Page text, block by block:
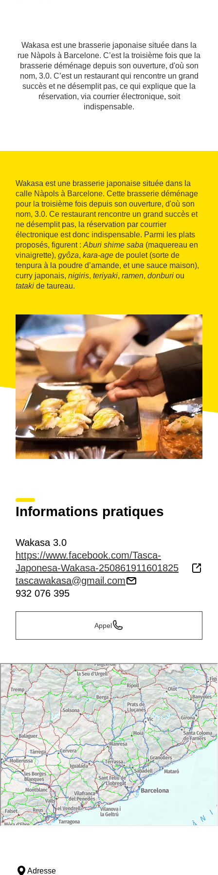
Wakasa est une brasserie japonaise située dans la
rue Nàpols à Barcelone. C’est la troisième fois que la
brasserie déménage depuis son ouverture, d'où son
nom, 3.0. C’est un restaurant qui rencontre un grand
succès et ne désemplit pas, ce qui explique que la
réservation, via courrier électronique, soit
indispensable.
Wakasa est une brasserie japonaise située dans la
calle Nàpols à Barcelone. Cette brasserie déménage
pour la troisième fois depuis son ouverture, d'où son
nom, 3.0. Ce restaurant rencontre un grand succès et
ne désemplit pas, la réservation par courrier
électronique est donc indispensable. Parmi les plats
proposés, figurent : Aburi shime saba (maquereau en
vinaigrette), gyôza, kara-age de poulet (sorte de
tenpura à la poudre d’amande, et une sauce maison),
curry japonais, nigiris, teriyaki, ramen, donburi ou
tataki de taureau.
Informations pratiques
Wakasa 3.0
https://www.facebook.com/Tasca-
Japonesa-Wakasa-250861911601825
tascawakasa@gmail.com
932 076 395
Appel
Adresse